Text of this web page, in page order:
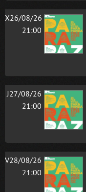
X26/08/26
21:00
J27/08/26
21:00
V28/08/26
21:00